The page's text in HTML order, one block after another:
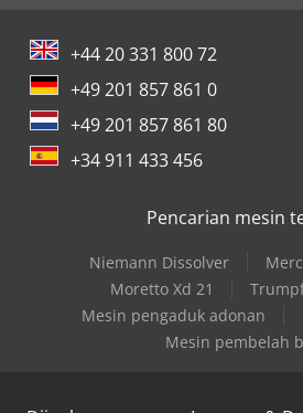
+44 20 331 800 72
+49 201 857 861 0
+49 201 857 861 80
+34 911 433 456
Pencarian mesin
Niemann Dissolver
Moretto Xd 21
Mesin pengaduk adonan
Mesin pembelah